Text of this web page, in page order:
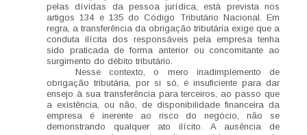
pelas dívidas da pessoa jurídica, está prevista nos
artigos 134 e 135 do Código Tributário Nacional. Em
regra, a transferência da obrigação tributária exige que a
conduta ilícita dos responsáveis pela empresa tenha
sido praticada de forma anterior ou concomitante ao
surgimento do débito tributário.
Nesse contexto, o mero inadimplemento de
obrigação tributária, por si só, é insuficiente para dar
ensejo à sua transferência para terceiros, ao passo que
a existência, ou não, de disponibilidade financeira da
empresa é inerente ao risco do negócio, não se
demonstrando qualquer ato ilícito. A ausência de